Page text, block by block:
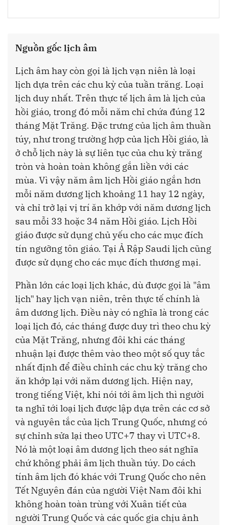
Nguồn gốc lịch âm
Lịch âm hay còn gọi là lịch vạn niên là loại
lịch dựa trên các chu kỳ của tuần trăng. Loại
lịch duy nhất. Trên thực tế lịch âm là lịch của
hồi giáo, trong đó mỗi năm chỉ chứa đúng 12
tháng Mặt Trăng. Đặc trưng của lịch âm thuần
túy, như trong trường hợp của lịch Hồi giáo, là
ở chỗ lịch này là sự liên tục của chu kỳ trăng
tròn và hoàn toàn không gắn liền với các
mùa. Vì vậy năm âm lịch Hồi giáo ngắn hơn
mỗi năm dương lịch khoảng 11 hay 12 ngày,
và chỉ trở lại vị trí ăn khớp với năm dương lịch
sau mỗi 33 hoặc 34 năm Hồi giáo. Lịch Hồi
giáo được sử dụng chủ yếu cho các mục đích
tín ngưỡng tôn giáo. Tại Ả Rập Saudi lịch cũng
được sử dụng cho các mục đích thương mại.
Phần lớn các loại lịch khác, dù được gọi là "âm
lịch" hay lịch vạn niên, trên thực tế chính là
âm dương lịch. Điều này có nghĩa là trong các
loại lịch đó, các tháng được duy trì theo chu kỳ
của Mặt Trăng, nhưng đôi khi các tháng
nhuận lại được thêm vào theo một số quy tắc
nhất định để điều chỉnh các chu kỳ trăng cho
ăn khớp lại với năm dương lịch. Hiện nay,
trong tiếng Việt, khi nói tới âm lịch thì người
ta nghĩ tới loại lịch được lập dựa trên các cơ sở
và nguyên tắc của lịch Trung Quốc, nhưng có
sự chỉnh sửa lại theo UTC+7 thay vì UTC+8.
Nó là một loại âm dương lịch theo sát nghĩa
chứ không phải âm lịch thuần túy. Do cách
tính âm lịch đó khác với Trung Quốc cho nên
Tết Nguyên đán của người Việt Nam đôi khi
không hoàn toàn trùng với Xuân tiết của
người Trung Quốc và các quốc gia chịu ảnh